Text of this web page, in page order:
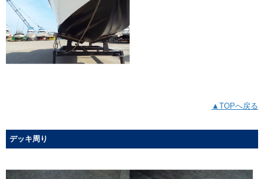
▲TOPへ戻る
デッキ周り